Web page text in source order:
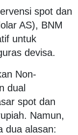
spot dan
AS), BNM
untuk
devisa.
Non-
dual
spot dan
Namun,
dua alasan: